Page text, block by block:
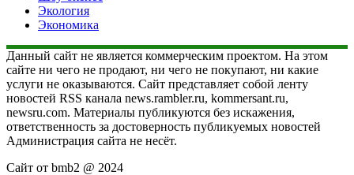
Экология
Экономика
Данный сайт не является коммерческим проектом. На этом
сайте ни чего не продают, ни чего не покупают, ни какие
услуги не оказываются. Сайт представляет собой ленту
новостей RSS канала news.rambler.ru, kommersant.ru,
newsru.com. Материалы публикуются без искажения,
ответственность за достоверность публикуемых новостей
Администрация сайта не несёт.
Сайт от bmb2 @ 2024